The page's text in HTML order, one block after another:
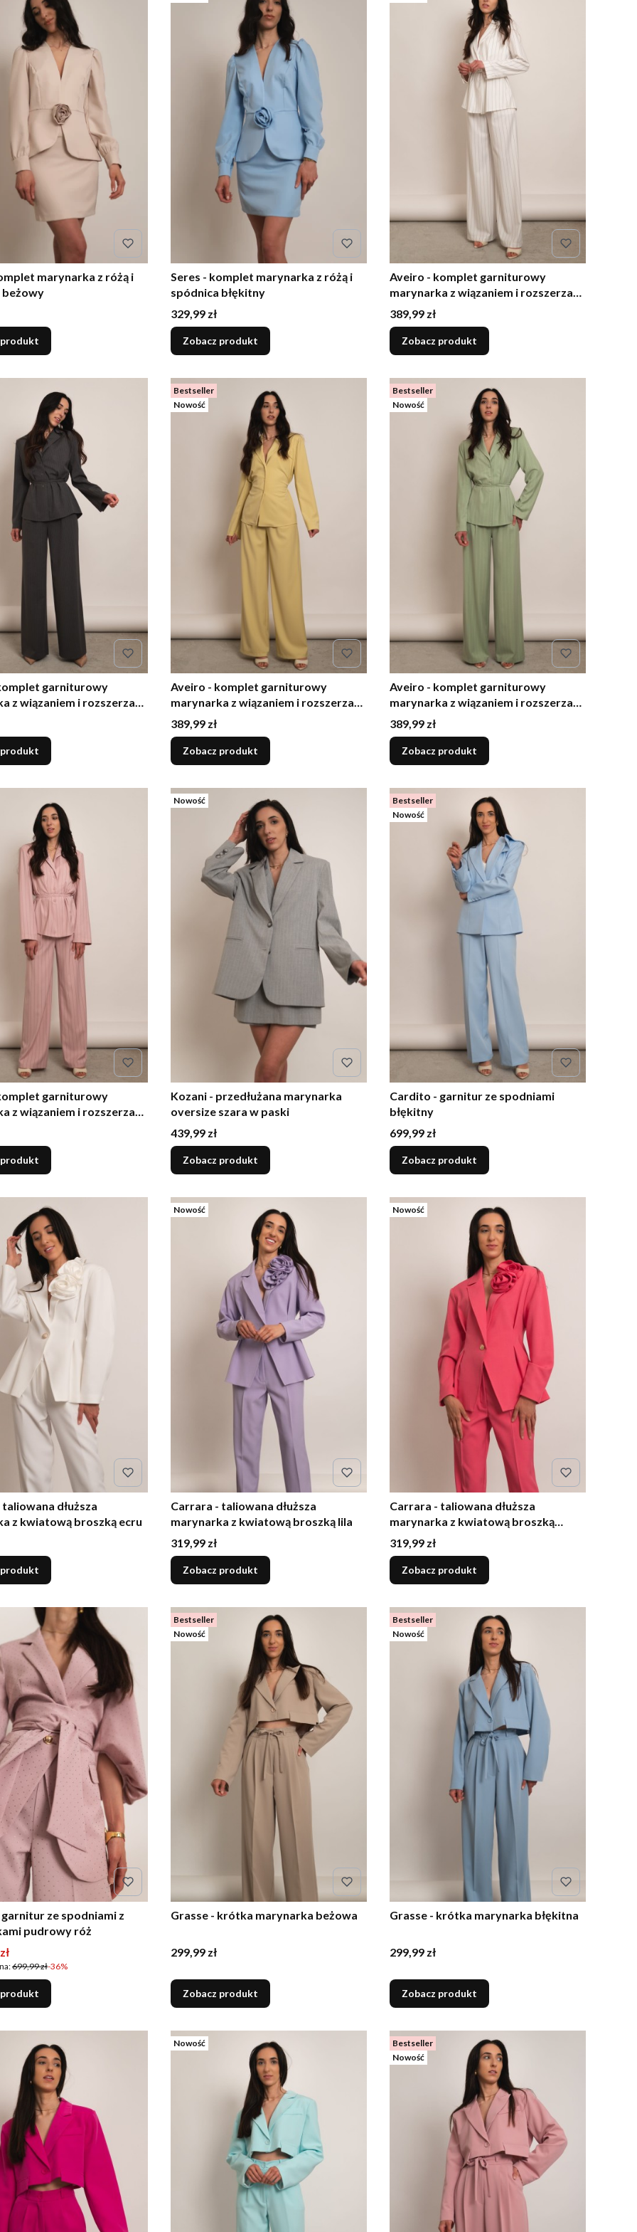
marynarka z różą i
beżowy
Seres - komplet marynarka z różą i
spódnica błękitny
Cena
329,99 zł
Zobacz produkt
Aveiro - komplet garniturowy
marynarka z wiązaniem i rozszerzane
spodnie ecru
Cena
389,99 zł
Zobacz produkt
garniturowy
z wiązaniem i rozszerzane
produkt
Bestseller
Nowość
Aveiro - komplet garniturowy
marynarka z wiązaniem i rozszerzane
spodnie limonkowo-żółty
Cena
389,99 zł
Zobacz produkt
Bestseller
Nowość
Aveiro - komplet garniturowy
marynarka z wiązaniem i rozszerzane
spodnie pistacjowy
Cena
389,99 zł
Zobacz produkt
garniturowy
z wiązaniem i rozszerzane
róż
produkt
Nowość
Kozani - przedłużana marynarka
oversize szara w paski
Cena
439,99 zł
Zobacz produkt
Bestseller
Nowość
Cardito - garnitur ze spodniami
błękitny
Cena
699,99 zł
Zobacz produkt
dłuższa
z kwiatową broszką ecru
produkt
Nowość
Carrara - taliowana dłuższa
marynarka z kwiatową broszką lila
Cena
319,99 zł
Zobacz produkt
Nowość
Carrara - taliowana dłuższa
marynarka z kwiatową broszką
różowa
Cena
319,99 zł
Zobacz produkt
ze spodniami z
pudrowy róż
699,99 zł-36%
produkt
Bestseller
Nowość
Grasse - krótka marynarka beżowa
Cena
299,99 zł
Zobacz produkt
Bestseller
Nowość
Grasse - krótka marynarka błękitna
Cena
299,99 zł
Zobacz produkt
Nowość
Bestseller
Nowość